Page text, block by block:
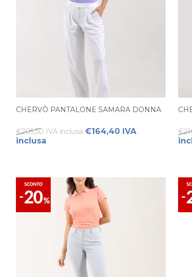
CHERVÒ PANTALONE SAMARA DONNA
€205,50 IVA inclusa €164,40 IVA
inclusa